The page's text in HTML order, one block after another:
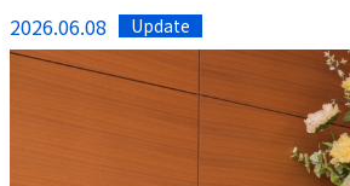
2026.06.08 Update